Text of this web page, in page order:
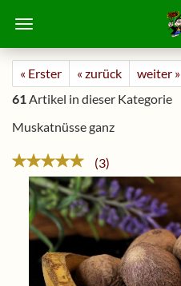
« Erster « zurück weiter »
61Artikel in dieser Kategorie
Muskatnüsse ganz
3